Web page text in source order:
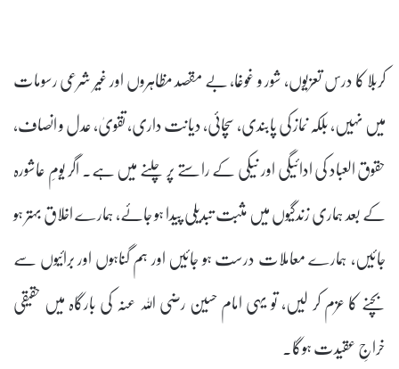
کربلا کا درس تعزیوں، شور و غوغا، بے مقصد مظاہروں اور غیر شرعی رسومات
میں نہیں، بلکہ نماز کی پابندی، سچائی، دیانت داری، تقویٰ، عدل و انصاف،
حقوق العباد کی ادائیگی اور نیکی کے راستے پر چلنے میں ہے۔ اگر یومِ عاشورہ
کے بعد ہماری زندگیوں میں مثبت تبدیلی پیدا ہو جائے، ہمارے اخلاق بہتر ہو
جائیں، ہمارے معاملات درست ہو جائیں اور ہم گناہوں اور برائیوں سے
بچنے کا عزم کر لیں، تو یہی امام حسین رضی اللہ عنہ کی بارگاہ میں حقیقی
خراجِ عقیدت ہوگا۔